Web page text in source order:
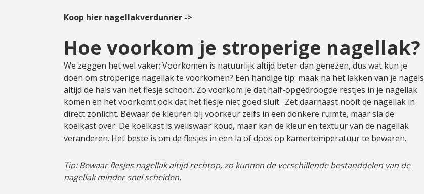
Koop hier nagellakverdunner ->
Hoe voorkom je stroperige nagellak?
We zeggen het wel vaker; Voorkomen is natuurlijk altijd beter dan genezen, dus wat kun je
doen om stroperige nagellak te voorkomen? Een handige tip: maak na het lakken van je nagels
altijd de hals van het flesje schoon. Zo voorkom je dat half-opgedroogde restjes in je nagellak
komen en het voorkomt ook dat het flesje niet goed sluit. Zet daarnaast nooit de nagellak in
direct zonlicht. Bewaar de kleuren bij voorkeur zelfs in een donkere ruimte, maar sla de
koelkast over. De koelkast is weliswaar koud, maar kan de kleur en textuur van de nagellak
veranderen. Het beste is om de flesjes in een la of doos op kamertemperatuur te bewaren.
Tip: Bewaar flesjes nagellak altijd rechtop, zo kunnen de verschillende bestanddelen van de
nagellak minder snel scheiden.